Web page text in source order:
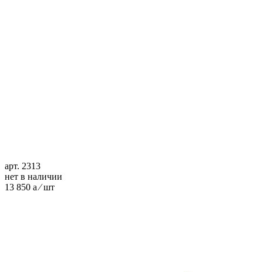
арт. 2313
нет в наличии
13 850 a ⁄ шт